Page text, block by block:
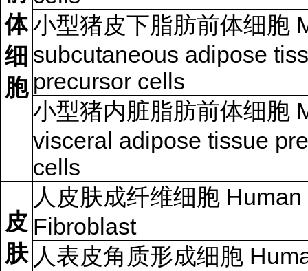
体
细
胞
小型猪皮下脂肪前体细胞
subcutaneous adipose
precursor cells
小型猪内脏脂肪前体细胞
visceral adipose tissue
cells
皮
肤
人皮肤成纤维细胞
Fibroblast
人表皮角质形成细胞